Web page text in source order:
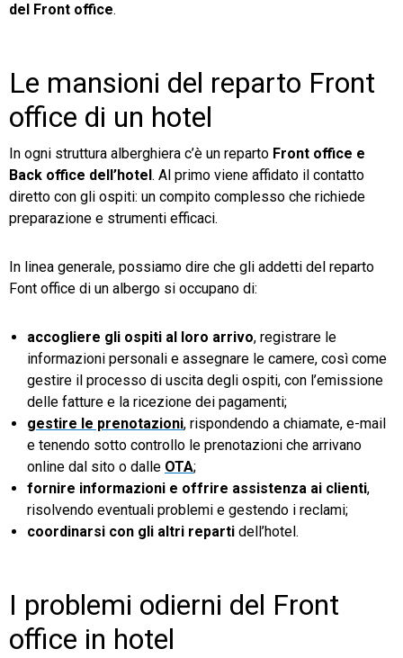
del Front office.
Le mansioni del reparto Front
office di un hotel
In ogni struttura alberghiera c’è un reparto Front office e
Back office dell’hotel . Al primo viene affidato il contatto
diretto con gli ospiti: un compito complesso che richiede
preparazione e strumenti efficaci.
In linea generale, possiamo dire che gli addetti del reparto
Font office di un albergo si occupano di:
accogliere gli ospiti al loro arrivo, registrare le
informazioni personali e assegnare le camere, così come
gestire il processo di uscita degli ospiti, con l’emissione
delle fatture e la ricezione dei pagamenti;
gestire le prenotazioni, rispondendo a chiamate, e-mail
e tenendo sotto controllo le prenotazioni che arrivano
online dal sito o dalle OTA;
fornire informazioni e offrire assistenza ai clienti,
risolvendo eventuali problemi e gestendo i reclami;
coordinarsi con gli altri reparti dell’hotel.
I problemi odierni del Front
office in hotel